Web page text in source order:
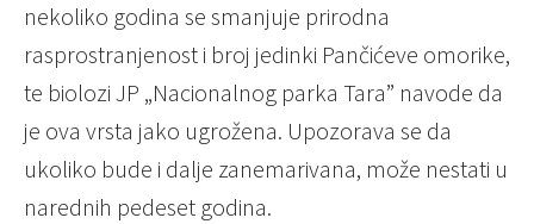
nekoliko godina se smanjuje prirodna
rasprostranjenost i broj jedinki Pančićeve omorike,
te biolozi JP „Nacionalnog parka Tara” navode da
je ova vrsta jako ugrožena. Upozorava se da
ukoliko bude i dalje zanemarivana, može nestati u
narednih pedeset godina.